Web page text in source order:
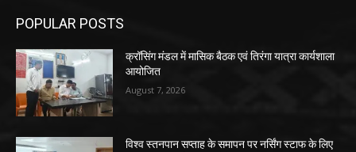
POPULAR POSTS
क्रॉसिंग मंडल में मासिक बैठक एवं तिरंगा यात्रा कार्यशाला
आयोजित
August 7, 2026
विश्व स्तनपान सप्ताह के समापन पर नर्सिंग स्टाफ के लिए